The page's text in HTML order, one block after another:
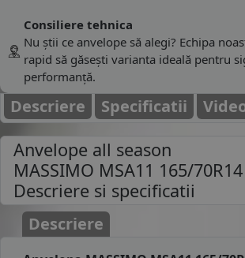
Consiliere tehnica
Nu știi ce anvelope să alegi? Echipa
rapid să găsești varianta ideală pentru
performanță.
Descriere Specificatii
Anvelope all season
MASSIMO MSA11 165/
Descriere si specificatii
Descriere